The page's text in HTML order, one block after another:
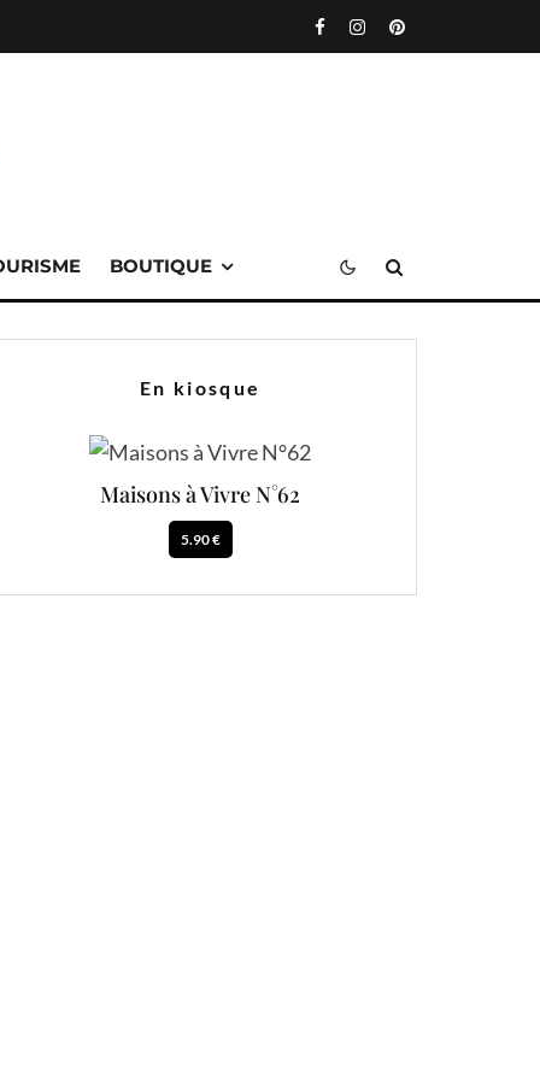
BOUTIQUE
En kiosque
Maisons à Vivre N°62
5.90 €